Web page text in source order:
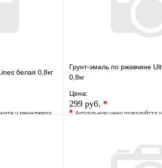
белая 0,8кг
у менеджера
Грунт-эмаль по ржавчине
0,8кг
Цена:
299 руб. *
*Актуальную цену пожалуйста